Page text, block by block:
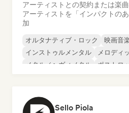
アーティストとの契約または楽
アーティストを「インパクトの
加
オルタナティブ・ロック 映画音
インストゥルメンタル
メロディ
メタル／ヘヴィメタル
ポストロ
Sello Piola